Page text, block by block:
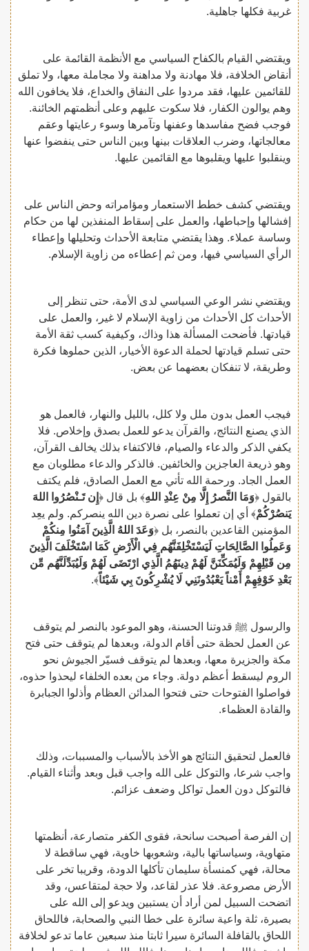
غربية فكلها جاهلية.
ويقتضي القيام بالكفاح السياسي مع الأنظمة القائمة على
أنقاض الخلافة، فلا مهادنة ولا مداهنة ولا مجاملة معها، ولا تملق
للقائمين عليها، فقد مردوا على النفاق والخداع، فلا يخافون الله
وهم يوالون الكفار، فلا سكوت عليهم وعلى أنظمتهم الخائنة.
فوجب فضح مفاسدها وعفنها وتآمرها وسوء رعايتها وعقم
معالجاتها، وضرب العلاقات بينها وبين الناس حتى ينفضوا عنها
وينقلبوا عليها ويقلبوها مع القائمين عليها.
ويقتضي كشف خطط الاستعمار ومؤامراته وحض الناس على
إفشالها وإحباطها، والعمل على إسقاط المنفذين لها من حكام
وساسة عملاء. وهذا يقتضي متابعة الأحداث وتحليلها وإعطاء
الرأي السياسي فيها، ومن ثم إعطاءه من زاوية الإسلام.
ويقتضي نشر الوعي السياسي لدى الأمة، حتى تنظر إلى
الأحداث كل الأحداث من زاوية الإسلام لا غير، والعمل على
قيادتها. فأضحت المسألة هذا وذاك، وكيفية كسب ثقة الأمة
حتى تسلم قيادتها لحملة الدعوة الأخيار، الذين حملوها فكرة
وطريقة، لا تنفكان بعضهما عن بعض.
فيجب العمل بدون ملل ولا كلل، بالليل والنهار، فالعمل هو
الذي يصنع النتائج، والقرآن يدعو للعمل بصدق وإخلاص. فلا
يكفي الذكر والدعاء والصيام، فالاكتفاء بذلك يخالف القرآن،
وهو ذريعة العاجزين والخائفين. فالذكر والدعاء مطلوبان مع
العمل الجاد. ورحمة الله تأتي مع العمل الصادق، فلم يكتف
بالقول ﴿وَمَا النَّصرُ إِلَّا مِنْ عِنْدِ اللهِ‌﴾ بل قال ﴿ إِن تَـنْصُرُوا اللهَ
يَنصُرْكُمْ﴾ أي إن تعملوا على نصرة دين الله ينصركم. ولم يعِد
المؤمنين القاعدين بالنصر، بل ﴿وَعَدَ اللهُ الَّذِينَ آمَنُوا مِنكُمْ
وَعَمِلُوا الصَّالِحَاتِ لَيَسْتَخْلِفَنَّهُم فِي الْأَرْضِ كَمَا اسْتَخْلَفَ الَّذِينَ
مِن قَبْلِهِمْ وَلَيُمَكِّنَنَّ لَهُمْ دِينَهُمُ الَّذِي ارْتَضَى لَهُمْ وَلَيُبَدِّلَنَّهُم مِّن
بَعْدِ خَوْفِهِمْ أَمْناً يَعْبُدُونَنِي لَا يُشْرِكُونَ بِي شَيْئاً﴾.
والرسول ﷺ قدوتنا الحسنة، وهو الموعود بالنصر لم يتوقف
عن العمل لحظة حتى أقام الدولة، وبعدها لم يتوقف حتى فتح
مكة والجزيرة معها، وبعدها لم يتوقف فسيّر الجيوش نحو
الروم ليسقط أعظم دولة. وجاء من بعده الخلفاء ليحذوا حذوه،
فواصلوا الفتوحات حتى فتحوا المدائن العظام وأذلوا الجبابرة
والقادة العظماء.
فالعمل لتحقيق النتائج هو الأخذ بالأسباب والمسببات، وذلك
واجب شرعا، والتوكل على الله واجب قبل وبعد وأثناء القيام.
فالتوكل دون العمل تواكل وضعف عزائم.
إن الفرصة أصبحت سانحة، فقوى الكفر متصارعة، أنظمتها
متهاوية، وسياساتها بالية، وشعوبها خاوية، فهي ساقطة لا
محالة، فهي كمنسأة سليمان تأكلها الدودة، وقريبا تخر على
الأرض مصروعة. فلا عذر لقاعد، ولا حجة لمتقاعس، وقد
اتضحت السبيل لمن أراد أن يستبين ويدعو إلى الله على
بصيرة، ثلة واعية سائرة على خطا النبي والصحابة، فاللحاق
اللحاق بالقافلة السائرة سيرا ثابتا منذ سبعين عاما تدعو لخلافة